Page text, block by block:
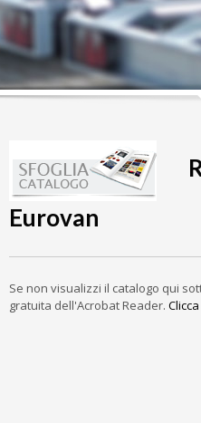
Eurovan
Se non visualizzi il catalogo qui
gratuita dell'Acrobat Reader.